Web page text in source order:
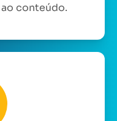
conteúdo.